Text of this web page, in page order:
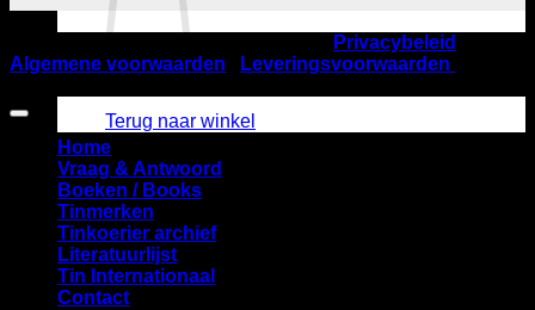
Geen producten in de winkelwagen.
Terug naar winkel
Privacybeleid
Algemene voorwaarden
Leveringsvoorwaarden
Home
Vraag & Antwoord
Boeken / Books
Tinmerken
Tinkoerier archief
Literatuurlijst
Tin Internationaal
Contact